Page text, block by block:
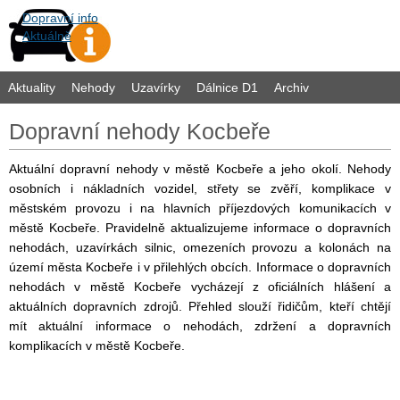
Dopravní info
Aktuálně
Aktuality Nehody Uzavírky Dálnice D1 Archiv
Dopravní nehody Kocbeře
Aktuální dopravní nehody v městě Kocbeře a jeho okolí. Nehody
osobních i nákladních vozidel, střety se zvěří, komplikace v
městském provozu i na hlavních příjezdových komunikacích v
městě Kocbeře. Pravidelně aktualizujeme informace o dopravních
nehodách, uzavírkách silnic, omezeních provozu a kolonách na
území města Kocbeře i v přilehlých obcích. Informace o dopravních
nehodách v městě Kocbeře vycházejí z oficiálních hlášení a
aktuálních dopravních zdrojů. Přehled slouží řidičům, kteří chtějí
mít aktuální informace o nehodách, zdržení a dopravních
komplikacích v městě Kocbeře.